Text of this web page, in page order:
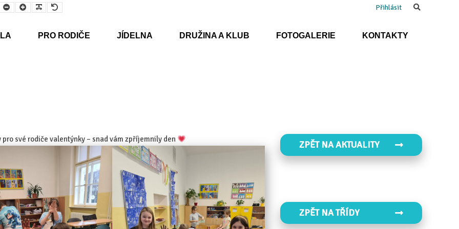
Smaller
Font
Larger
Font
Readable
Font
Default
Font
Přihlásit
PRO RODIČE JÍDELNA DRUŽINA A KLUB FOTOGALERIE KONTAKTY
své rodiče valentýnky – snad vám zpříjemnily den ZPĚT NA AKTUALITY
ZPĚT NA TŘÍDY